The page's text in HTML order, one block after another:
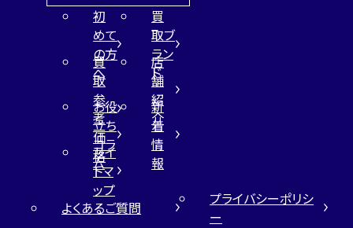
初
めて
の方
へ
買
取ブ
ラン
ド
買
取
参
考
価
格
店
舗
紹
介
お役
立ち
コラ
ム
新
着
情
報
サイ
トマ
ップ
よくあるご質問
プライバシーポリシ
ー